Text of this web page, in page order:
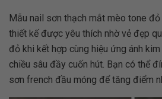
Mẫu nail sơn thạch mắt mèo tone
thiết kế được yêu thích nhờ vẻ đẹp
đỏ khi kết hợp cùng hiệu ứng ánh
chiều sâu đầy cuốn hút. Bạn có thể
sơn french đầu móng để tăng điểm